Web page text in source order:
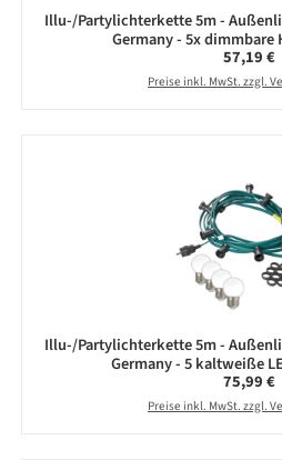
Illu-/Partylichterkette 5m -
Germany - 5x dimmbare
57,19 €
Preise inkl. MwSt. zzgl.
Illu-/Partylichterkette 5m -
Germany - 5 kaltweiße
75,99 €
Preise inkl. MwSt. zzgl.